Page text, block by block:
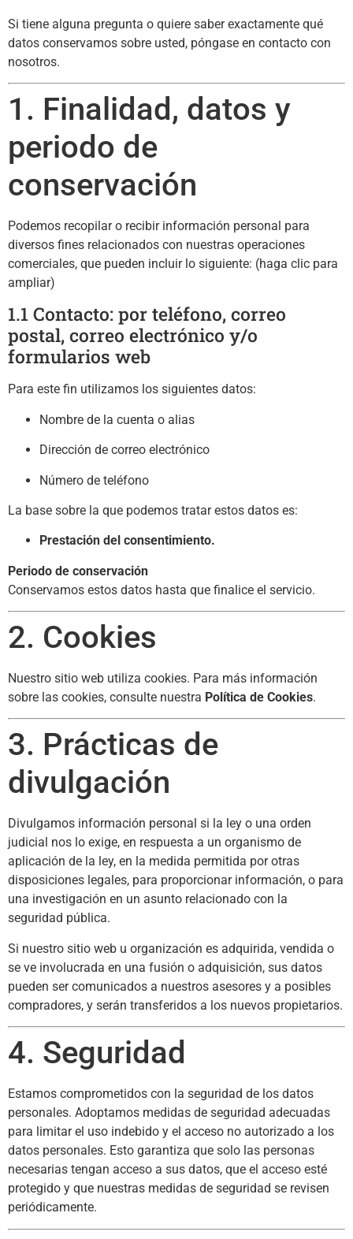
Si tiene alguna pregunta o quiere saber exactamente qué
datos conservamos sobre usted, póngase en contacto con
nosotros.
1. Finalidad, datos y
periodo de
conservación
Podemos recopilar o recibir información personal para
diversos fines relacionados con nuestras operaciones
comerciales, que pueden incluir lo siguiente: (haga clic para
ampliar)
1.1 Contacto: por teléfono, correo
postal, correo electrónico y/o
formularios web
Para este fin utilizamos los siguientes datos:
Nombre de la cuenta o alias
Dirección de correo electrónico
Número de teléfono
La base sobre la que podemos tratar estos datos es:
Prestación del consentimiento.
Periodo de conservación
Conservamos estos datos hasta que finalice el servicio.
2. Cookies
Nuestro sitio web utiliza cookies. Para más información
sobre las cookies, consulte nuestra Política de Cookies.
3. Prácticas de
divulgación
Divulgamos información personal si la ley o una orden
judicial nos lo exige, en respuesta a un organismo de
aplicación de la ley, en la medida permitida por otras
disposiciones legales, para proporcionar información, o para
una investigación en un asunto relacionado con la
seguridad pública.
Si nuestro sitio web u organización es adquirida, vendida o
se ve involucrada en una fusión o adquisición, sus datos
pueden ser comunicados a nuestros asesores y a posibles
compradores, y serán transferidos a los nuevos propietarios.
4. Seguridad
Estamos comprometidos con la seguridad de los datos
personales. Adoptamos medidas de seguridad adecuadas
para limitar el uso indebido y el acceso no autorizado a los
datos personales. Esto garantiza que solo las personas
necesarias tengan acceso a sus datos, que el acceso esté
protegido y que nuestras medidas de seguridad se revisen
periódicamente.